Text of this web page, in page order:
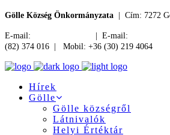
Gölle Község Önkormányzata | Cím: 7272
E-mail: | E-mail:
(82) 374 016 | Mobil: +36 (30) 219 4064
Hírek
Gölle
Gölle községről
Látnivalók
Helyi Értéktár